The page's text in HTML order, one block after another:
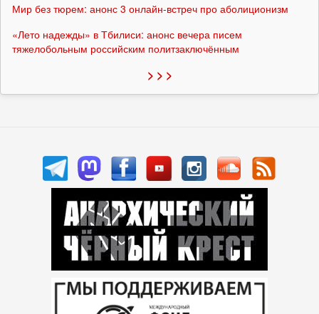
Мир без тюрем: анонс 3 онлайн-встреч про аболиционизм
«Лето надежды» в Тбилиси: анонс вечера писем
тяжелобольным российским политзаключённым
> > >